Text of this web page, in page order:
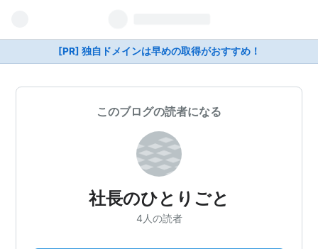
[PR] 独自ドメインは早めの取得がおすすめ！
このブログの読者になる
社長のひとりごと
4人の読者